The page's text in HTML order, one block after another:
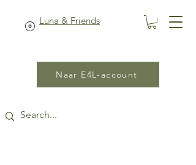
Luna & Friends
Naar E4L-account